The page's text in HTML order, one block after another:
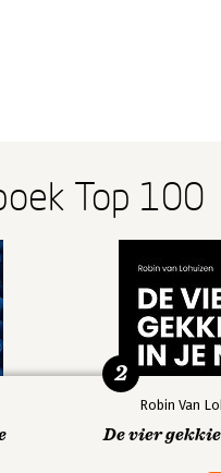
Top 100
Robin Van
De vier
2